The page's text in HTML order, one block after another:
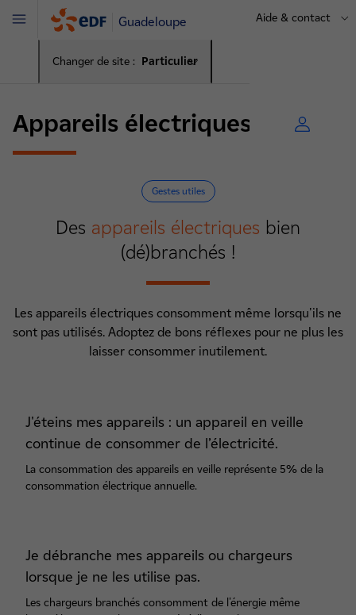
Guadeloupe
Changer de site : Particulier
Aide & contact
Menu
Appareils électriques
Gestes utiles
Des appareils électriques bien
(dé)branchés !
Les appareils électriques consomment même lorsqu'ils ne
sont pas utilisés. Adoptez de bons réflexes pour ne plus les
laisser consommer inutilement.
J'éteins mes appareils : un appareil en veille
continue de consommer de l’électricité.
La consommation des appareils en veille représente 5% de la
consommation électrique annuelle.
Je débranche mes appareils ou chargeurs
lorsque je ne les utilise pas.
Les chargeurs branchés consomment de l'énergie même